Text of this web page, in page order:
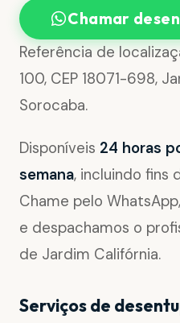
Chamar
Referência de
100, CEP 18071-698,
Sorocaba.
Disponíveis 24 horas
semana, incluindo fins
Chame pelo
e despachamos o
de Jardim Califórnia.
Serviços de